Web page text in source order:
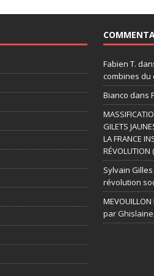
Fabien T.
combines du
Bianco dans
GILETS
LA FRANCE
RÉVOLUTION
Sylvain Gilles
révolution
par Ghislaine.